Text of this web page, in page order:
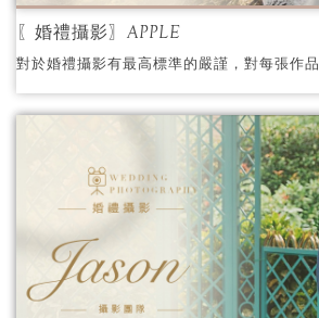
〖婚禮攝影〗APPLE
對於婚禮攝影有最高標準的嚴謹，對每張作品